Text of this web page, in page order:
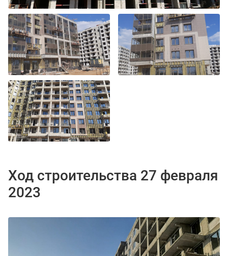
Ход строительства 27 февраля
2023